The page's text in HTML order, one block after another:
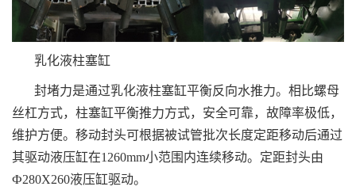
乳化液柱塞缸
封堵力是通过乳化液柱塞缸平衡反向水推力。相比螺母
丝杠方式，柱塞缸平衡推力方式，安全可靠，故障率极低，
维护方便。移动封头可根据被试管批次长度定距移动后通过
其驱动液压缸在1260mm小范围内连续移动。定距封头由
Ф280X260液压缸驱动。